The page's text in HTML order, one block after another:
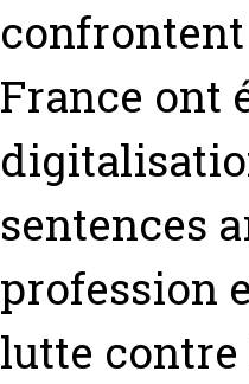
France ont
sentences
profession
lutte